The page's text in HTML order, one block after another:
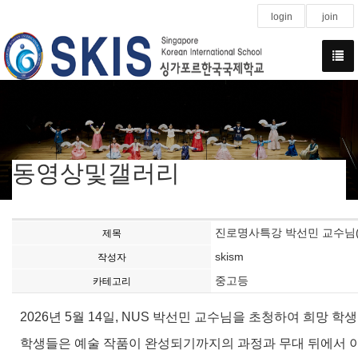
login join
동영상및갤러리
제목 진로명사특강 박선민 교수
작성자 skism
카테고리 중고등
2026년 5월 14일, NUS 박선민 교수님을 초청하여 희망 학
학생들은 예술 작품이 완성되기까지의 과정과 무대 뒤에서